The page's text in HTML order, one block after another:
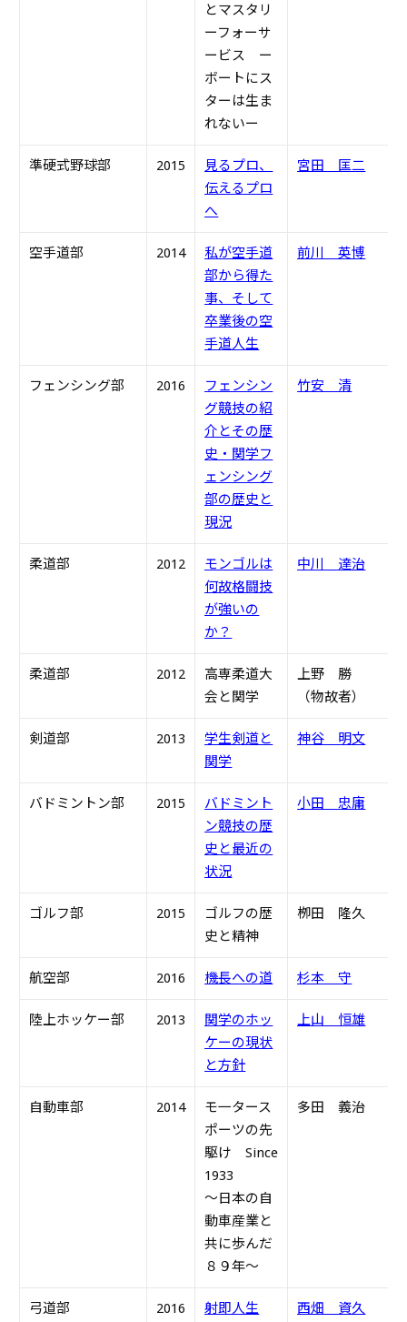
とマスタリ
ーフォーサ
ービス ー
ボートにス
ターは生ま
れないー
準硬式野球部 2015
見るプロ、
伝えるプロ
へ
宮田 匡二
空手道部 2014
私が空手道
部から得た
事、そして
卒業後の空
手道人生
前川 英博
フェンシング部 2016
フェンシン
グ競技の紹
介とその歴
史・関学フ
ェンシング
部の歴史と
現況
竹安 清
柔道部 2012
モンゴルは
何故格闘技
が強いの
か？
中川 達治
柔道部 2012
高専柔道大
会と関学
上野 勝
（物故者）
剣道部 2013
学生剣道と
関学
神谷 明文
バドミントン部 2015
バドミント
ン競技の歴
史と最近の
状況
小田 忠庸
ゴルフ部 2015
ゴルフの歴
史と精神
栁田 隆久
航空部 2016 機長への道 杉本 守
陸上ホッケー部 2013
関学のホッ
ケーの現状
と方針
上山 恒雄
自動車部 2014
モ一タース
ポーツの先
駆け Since
1933
～日本の自
動車産業と
共に歩んだ
８９年～
多田 義治
弓道部 2016
射即人生
西畑 資久